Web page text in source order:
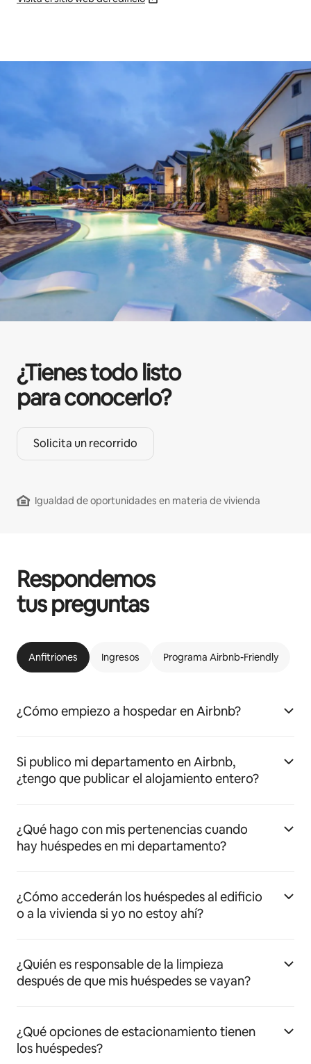
¿Tienes todo listo
para conocerlo?
Solicita un recorrido
Igualdad de oportunidades en materia de vivienda
Respondemos
tus preguntas
Anfitriones Ingresos Programa Airbnb-Friendly
¿Cómo empiezo a hospedar en Airbnb?
Si publico mi departamento en Airbnb,
¿tengo que publicar el alojamiento entero?
¿Qué hago con mis pertenencias cuando
hay huéspedes en mi departamento?
¿Cómo accederán los huéspedes al edificio
o a la vivienda si yo no estoy ahí?
¿Quién es responsable de la limpieza
después de que mis huéspedes se vayan?
¿Qué opciones de estacionamiento tienen
los huéspedes?